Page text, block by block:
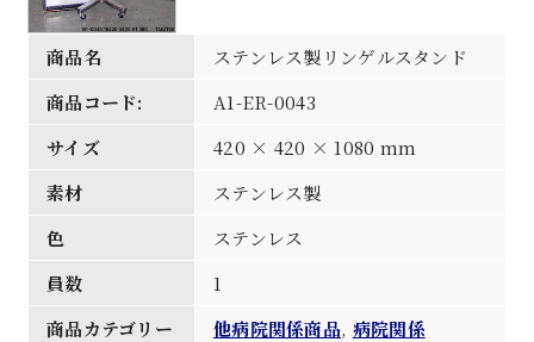
商品名
ステンレス製リンゲルスタンド
商品コード:
A1-ER-0043
サイズ
420 × 420 × 1080 mm
素材
ステンレス製
色
ステンレス
員数
1
商品カテゴリー
他病院関係商品, 病院関係